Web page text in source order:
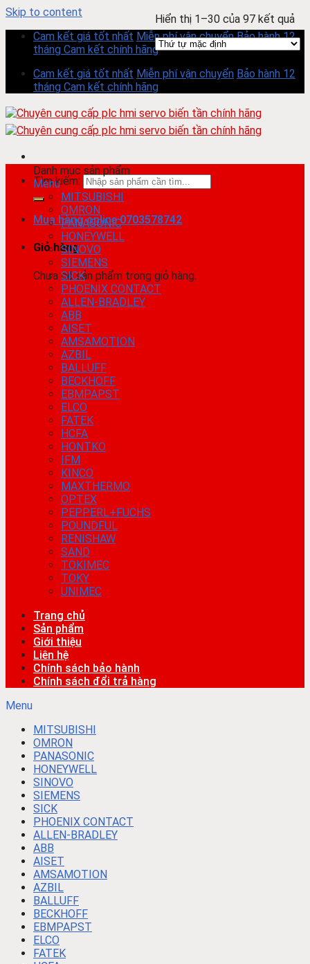
Skip to content
Cam kết giá tốt nhất Miễn phí vận chuyển Bảo hành 12
tháng Cam kết chính hãng
Cam kết giá tốt nhất Miễn phí vận chuyển Bảo hành 12
tháng Cam kết chính hãng
Tìm kiếm:
Mua hàng online0703578742
Giỏ hàng
Chưa có sản phẩm trong giỏ hàng.
Danh mục sản phẩm
Menu
MITSUBISHI
OMRON
PANASONIC
HONEYWELL
SINOVO
SIEMENS
SICK
PHOENIX CONTACT
ALLEN-BRADLEY
ABB
AISET
AMSAMOTION
AZBIL
BALLUFF
BECKHOFF
EBMPAPST
ELCO
FATEK
HCFA
HONTKO
IFM
KINCO
MAXTHERMO
OPTEX
PEPPERL+FUCHS
POUNDFUL
RENISHAW
SAND
TOKIMEC
TOKY
UNIMEC
Trang chủ
Sản phẩm
Giới thiệu
Liên hệ
Chính sách bảo hành
Chính sách đổi trả hàng
Menu
MITSUBISHI
OMRON
PANASONIC
HONEYWELL
SINOVO
SIEMENS
SICK
PHOENIX CONTACT
ALLEN-BRADLEY
ABB
AISET
AMSAMOTION
AZBIL
BALLUFF
BECKHOFF
EBMPAPST
ELCO
FATEK
Hiển thị 1–30 của 97 kết quả